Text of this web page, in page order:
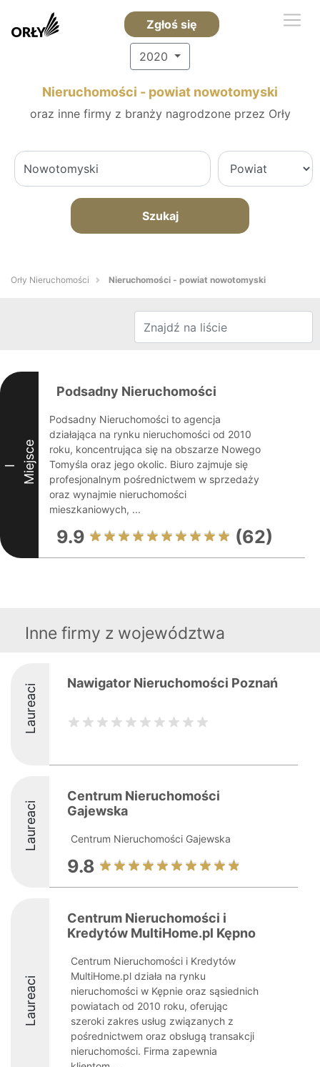
Zgłoś się
2020
Nieruchomości - powiat nowotomyski
oraz inne firmy z branży nagrodzone przez Orły
Szukaj
Orły Nieruchomości Nieruchomości - powiat nowotomyski
I Miejsce
Podsadny Nieruchomości
Podsadny Nieruchomości to agencja
działająca na rynku nieruchomości od 2010
roku, koncentrująca się na obszarze Nowego
Tomyśla oraz jego okolic. Biuro zajmuje się
profesjonalnym pośrednictwem w sprzedaży
oraz wynajmie nieruchomości
mieszkaniowych, ...
9.9 (62)
Inne firmy z województwa
Laureaci Nawigator Nieruchomości Poznań
Laureaci
Centrum Nieruchomości
Gajewska
Centrum Nieruchomości Gajewska
9.8
Laureaci
Centrum Nieruchomości i
Kredytów MultiHome.pl Kępno
Centrum Nieruchomości i Kredytów
MultiHome.pl działa na rynku
nieruchomości w Kępnie oraz sąsiednich
powiatach od 2010 roku, oferując
szeroki zakres usług związanych z
pośrednictwem oraz obsługą transakcji
nieruchomości. Firma zapewnia